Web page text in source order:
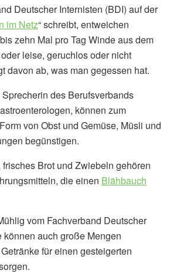
Deutscher Internisten (BDI) auf der
im Netz“ schreibt, entweichen
zehn Mal pro Tag Winde aus dem
leise, geruchlos oder nicht
davon ab, was man gegessen hat.
des Berufsverbands
können zum
von Obst und Gemüse, Müsli und
begünstigen.
Brot und Zwiebeln gehören
die einen Blähbauch
vom Fachverband Deutscher
auch große Mengen
für einen gesteigerten